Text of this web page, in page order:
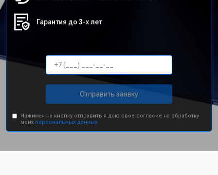
Гарантия до 3-х лет
Отправить заявку
Нажимая на кнопку отправить я даю свое согласие на обработку
моих персональных данных.